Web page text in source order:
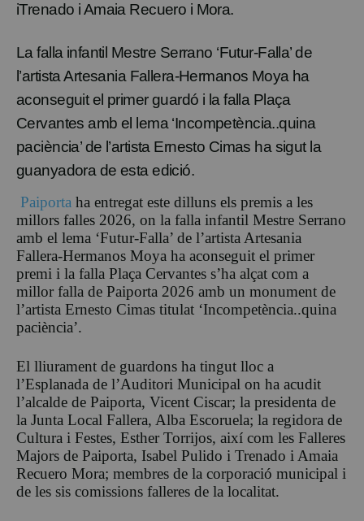
iTrenado i Amaia Recuero i Mora.
La falla infantil Mestre Serrano ‘Futur-Falla’ de
l’artista Artesania Fallera-Hermanos Moya ha
aconseguit el primer guardó i la falla Plaça
Cervantes amb el lema ‘Incompetència..quina
paciència’ de l’artista Ernesto Cimas ha sigut la
guanyadora de esta edició.
Paiporta ha entregat este dilluns els premis a les
millors falles 2026, on la falla infantil Mestre Serrano
amb el lema ‘Futur-Falla’ de l’artista Artesania
Fallera-Hermanos Moya ha aconseguit el primer
premi i la falla Plaça Cervantes s’ha alçat com a
millor falla de Paiporta 2026 amb un monument de
l’artista Ernesto Cimas titulat ‘Incompetència..quina
paciència’.
El lliurament de guardons ha tingut lloc a
l’Esplanada de l’Auditori Municipal on ha acudit
l’alcalde de Paiporta, Vicent Ciscar; la presidenta de
la Junta Local Fallera, Alba Escoruela; la regidora de
Cultura i Festes, Esther Torrijos, així com les Falleres
Majors de Paiporta, Isabel Pulido i Trenado i Amaia
Recuero Mora; membres de la corporació municipal i
de les sis comissions falleres de la localitat.